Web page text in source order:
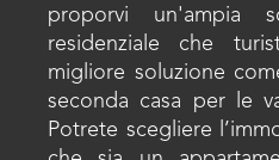
proporvi un'ampia
residenziale che
migliore soluzione
seconda casa per le
Potrete scegliere